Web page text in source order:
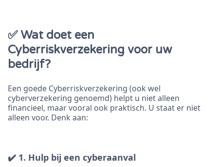
✅ Wat doet een
Cyberriskverzekering voor uw
bedrijf?
Een goede Cyberriskverzekering (ook wel
cyberverzekering genoemd) helpt u niet alleen
financieel, maar vooral ook praktisch. U staat er niet
alleen voor. Denk aan:
✔️ 1. Hulp bij een cyberaanval